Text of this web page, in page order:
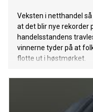
Veksten i netthandel
at det blir nye rekorder
handelsstandens
vinnerne tyder på at
flotte ut i høstmørket.